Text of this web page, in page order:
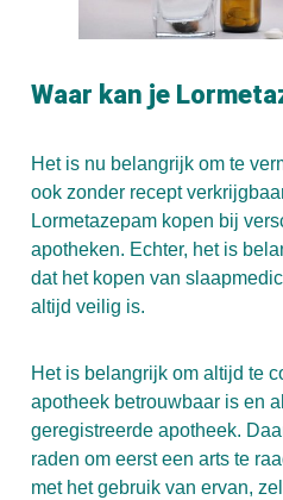
Waar kan je
Het is nu belangrijk om te
ook zonder recept
Lormetazepam kopen bij
apotheken. Echter, het is
dat het kopen van
altijd veilig is.
Het is belangrijk om altijd te
apotheek betrouwbaar is en
geregistreerde apotheek.
raden om eerst een arts te
met het gebruik van ervan,